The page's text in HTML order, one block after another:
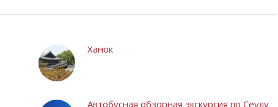
Ханок
Автобусная обзорная экскурсия по Сеулу